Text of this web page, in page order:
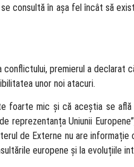
consultă în așa fel încât să
premierul a declarat
unor noi atacuri.
foarte mic și că aceștia se
Uniunii
de Externe nu are
europene și la evoluțiile